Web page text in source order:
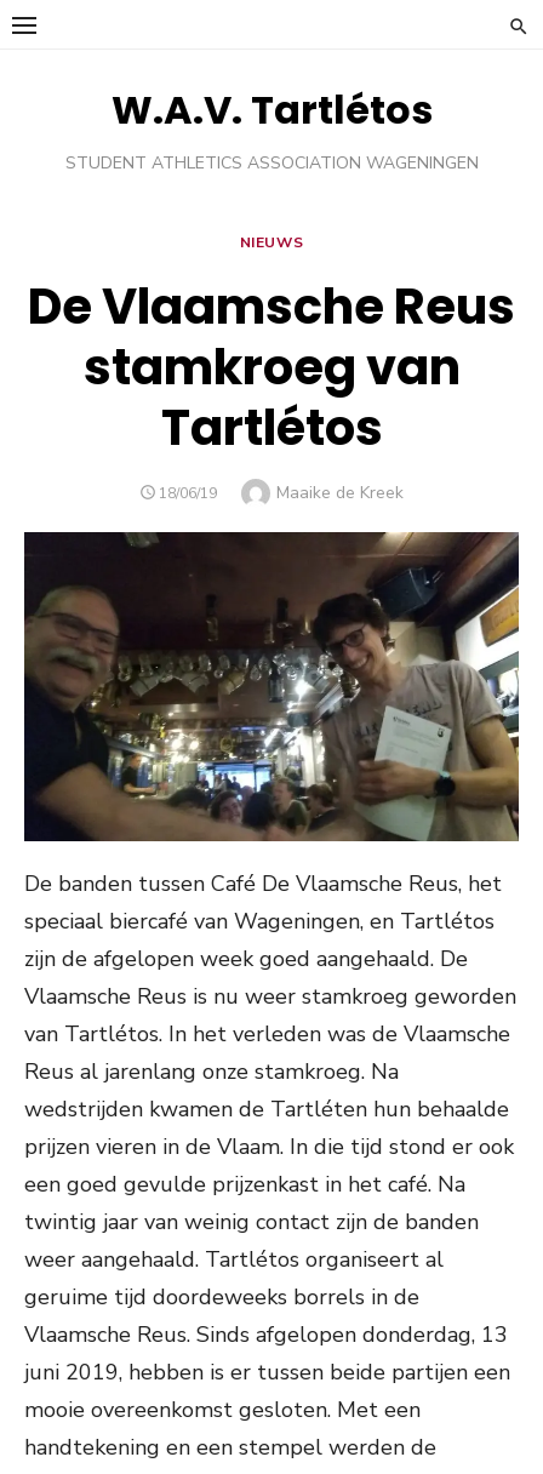
Ga
W.A.V. Tartlétos
STUDENT ATHLETICS ASSOCIATION WAGENINGEN
NIEUWS
De Vlaamsche Reus
stamkroeg van
Tartlétos
GEPLAATST
18/06/19 Auteur
Maaike de Kreek
De banden tussen Café De Vlaamsche Reus, het
speciaal biercafé van Wageningen, en Tartlétos
zijn de afgelopen week goed aangehaald. De
Vlaamsche Reus is nu weer stamkroeg geworden
van Tartlétos. In het verleden was de Vlaamsche
Reus al jarenlang onze stamkroeg. Na
wedstrijden kwamen de Tartléten hun behaalde
prijzen vieren in de Vlaam. In die tijd stond er ook
een goed gevulde prijzenkast in het café. Na
twintig jaar van weinig contact zijn de banden
weer aangehaald. Tartlétos organiseert al
geruime tijd doordeweeks borrels in de
Vlaamsche Reus. Sinds afgelopen donderdag, 13
juni 2019, hebben is er tussen beide partijen een
mooie overeenkomst gesloten. Met een
handtekening en een stempel werden de